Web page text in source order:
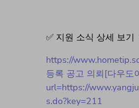
✅ 지원 소식 상세 보기
https://
등록 공고 의뢰[다우도
url=https://
s.do?key=211